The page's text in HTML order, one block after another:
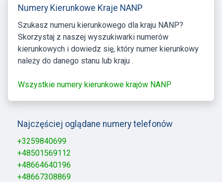
Numery Kierunkowe Kraje NANP
Szukasz numeru kierunkowego dla kraju NANP?
Skorzystaj z naszej wyszukiwarki numerów
kierunkowych i dowiedz się, który numer kierunkowy
należy do danego stanu lub kraju .
Wszystkie numery kierunkowe krajów NANP
Najczęściej oglądane numery telefonów
+3259840699
+48501569112
+48664640196
+48667308869